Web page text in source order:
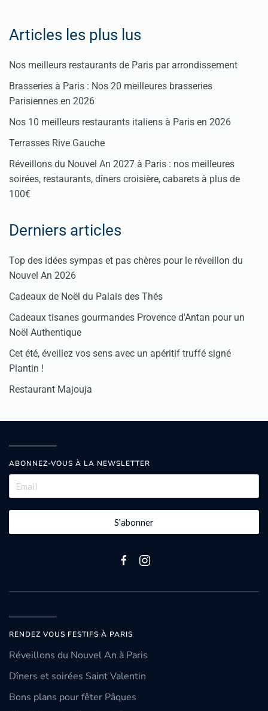
Articles les plus lus
Nos meilleurs restaurants de Paris par arrondissement
Brasseries à Paris : Nos 20 meilleures brasseries
Parisiennes en 2026
Nos 10 meilleurs restaurants italiens à Paris en 2026
Terrasses Rive Gauche
Réveillons du Nouvel An 2027 à Paris : nos meilleures
soirées, restaurants, dîners croisière, cabarets à plus de
100€
Derniers articles
Top des idées sympas et pas chères pour le réveillon du
Nouvel An 2026
Cadeaux de Noël du Palais des Thés
Cadeaux tisanes gourmandes Provence d'Antan pour un
Noël Authentique
Cet été, éveillez vos sens avec un apéritif truffé signé
Plantin !
Restaurant Majouja
ABONNEZ-VOUS À LA NEWSLETTER
S'abonner
RENDEZ VOUS FESTIFS À PARIS
Réveillons du Nouvel An à Paris
Dîners et soirées Saint Valentin
Bons plans pour fêter Pâques